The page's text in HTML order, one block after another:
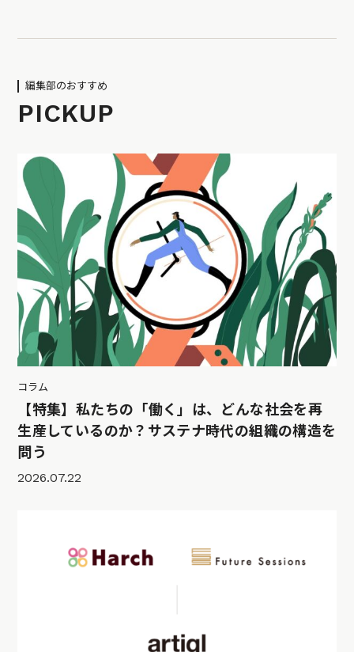
編集部のおすすめ
PICKUP
コラム
【特集】私たちの「働く」は、どんな社会を再
生産しているのか？サステナ時代の組織の構造を
問う
2026.07.22